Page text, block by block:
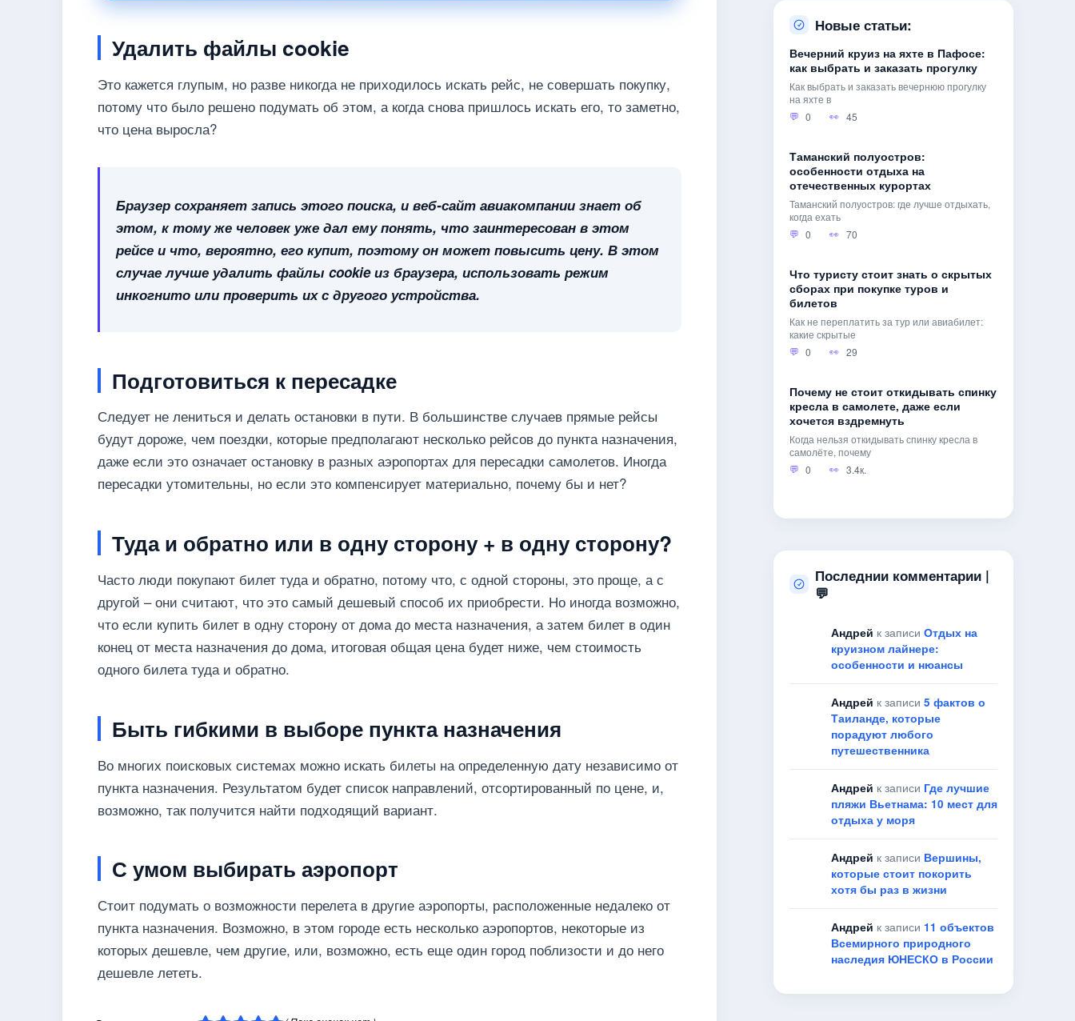
Удалить файлы cookie
Это кажется глупым, но разве никогда не приходилось искать рейс, не совершать покупку,
потому что было решено подумать об этом, а когда снова пришлось искать его, то заметно,
что цена выросла?
Браузер сохраняет запись этого поиска, и веб-сайт авиакомпании знает об
этом, к тому же человек уже дал ему понять, что заинтересован в этом
рейсе и что, вероятно, его купит, поэтому он может повысить цену. В этом
случае лучше удалить файлы cookie из браузера, использовать режим
инкогнито или проверить их с другого устройства.
Подготовиться к пересадке
Следует не лениться и делать остановки в пути. В большинстве случаев прямые рейсы
будут дороже, чем поездки, которые предполагают несколько рейсов до пункта назначения,
даже если это означает остановку в разных аэропортах для пересадки самолетов. Иногда
пересадки утомительны, но если это компенсирует материально, почему бы и нет?
Туда и обратно или в одну сторону + в одну сторону?
Часто люди покупают билет туда и обратно, потому что, с одной стороны, это проще, а с
другой – они считают, что это самый дешевый способ их приобрести. Но иногда возможно,
что если купить билет в одну сторону от дома до места назначения, а затем билет в один
конец от места назначения до дома, итоговая общая цена будет ниже, чем стоимость
одного билета туда и обратно.
Быть гибкими в выборе пункта назначения
Во многих поисковых системах можно искать билеты на определенную дату независимо от
пункта назначения. Результатом будет список направлений, отсортированный по цене, и,
возможно, так получится найти подходящий вариант.
С умом выбирать аэропорт
Стоит подумать о возможности перелета в другие аэропорты, расположенные недалеко от
пункта назначения. Возможно, в этом городе есть несколько аэропортов, некоторые из
которых дешевле, чем другие, или, возможно, есть еще один город поблизости и до него
дешевле лететь.
Новые статьи:
Вечерний круиз на яхте в Пафосе:
как выбрать и заказать прогулку
Как выбрать и заказать вечернюю прогулку
на яхте в
0
45
Таманский полуостров:
особенности отдыха на
отечественных курортах
Таманский полуостров: где лучше отдыхать,
когда ехать
0
70
Что туристу стоит знать о скрытых
сборах при покупке туров и
билетов
Как не переплатить за тур или авиабилет:
какие скрытые
0
29
Почему не стоит откидывать спинку
кресла в самолете, даже если
хочется вздремнуть
Когда нельзя откидывать спинку кресла в
самолёте, почему
0
3.4к.
Последнии комментарии |
💬
Андрей к записи Отдых на
круизном лайнере:
особенности и нюансы
Андрей к записи 5 фактов о
Таиланде, которые
порадуют любого
путешественника
Андрей к записи Где лучшие
пляжи Вьетнама: 10 мест для
отдыха у моря
Андрей к записи Вершины,
которые стоит покорить
хотя бы раз в жизни
Андрей к записи 11 объектов
Всемирного природного
наследия ЮНЕСКО в России